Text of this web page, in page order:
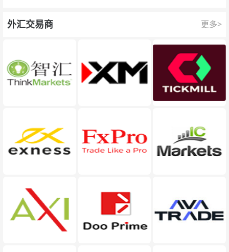
外汇交易商 更多>